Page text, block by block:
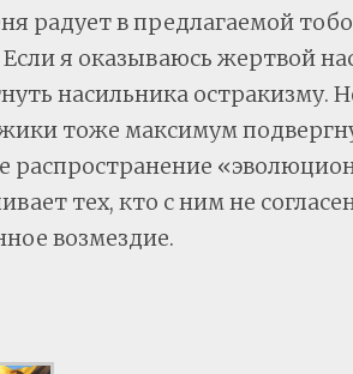
радует в предлагаемой
я оказываюсь жертвой
насильника остракизму.
тоже максимум
распространение
тех, кто с ним не
возмездие.